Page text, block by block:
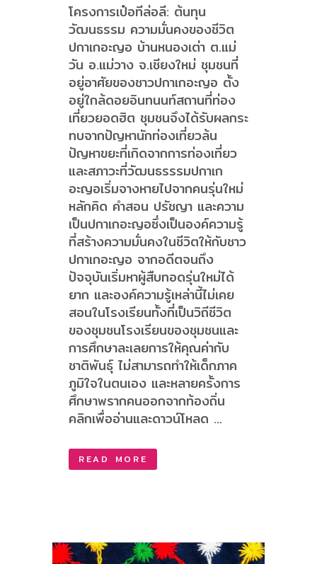
โครงการเป๋อทีล่อลี: ต้นทุน
วัฒนธรรม ความมั่นคงของชีวิต
ปกาเกอะญอ บ้านหนองเต่า ต.แม่
วัน อ.แม่วาง จ.เชียงใหม่ ชุมชนที่
อยู่อาศัยของชาวปกาเกอะญอ ตั้ง
อยู่ใกล้ดอยอินทนนท์สถานที่ท่อง
เที่ยวยอดฮิต ชุมชนจึงได้รับผลกระ
ทบจากปัญหานักท่องเที่ยวล้น
ปัญหาขยะที่เกิดจากการท่องเที่ยว
และสภาวะที่วัฒนธรรรมปกาเก
อะญอเริ่มจางหายไปจากคนรุ่นใหม่
หลักคิด คำสอน ปรัชญา และความ
เป็นปกาเกอะญอซึ่งเป็นองค์ความรู้
ที่สร้างความมั่นคงในชีวิตให้กับชาว
ปกาเกอะญอ จากอดีตจนถึง
ปัจจุบันเริ่มหาผู้สืบทอดรุ่นใหม่ได้
ยาก และองค์ความรู้เหล่านี้ไม่เคย
สอนในโรงเรียนทั้งที่เป็นวิถีชีวิต
ของชุมชนโรงเรียนของชุมชนและ
การศึกษาละเลยการให้คุณค่ากับ
ชาติพันธุ์ ไม่สามารถทำให้เด็กภาค
ภูมิใจในตนเอง และหลายครั้งการ
ศึกษาพรากคนออกจากท้องถิ่น
คลิกเพื่ออ่านและดาวน์โหลด ...
READ MORE